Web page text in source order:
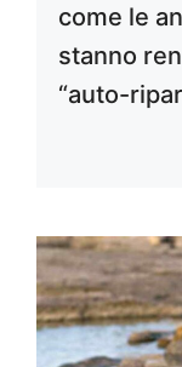
come le
stanno
“auto-